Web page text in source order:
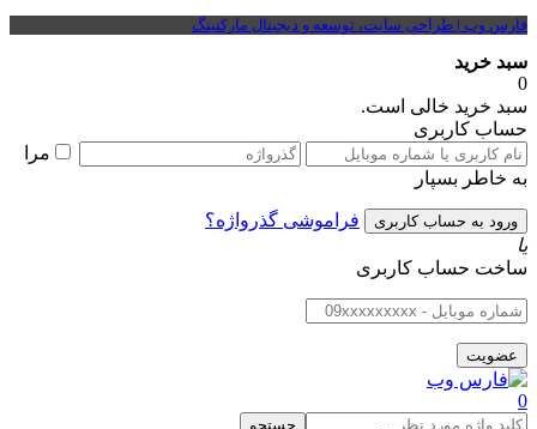
فارس وب | طراحی سایت، توسعه و دیجیتال مارکتینگ
سبد خرید
0
سبد خرید خالی است.
حساب کاربری
مرا
به خاطر بسپار
فراموشی گذرواژه؟
یا
ساخت حساب کاربری
0
جستجو